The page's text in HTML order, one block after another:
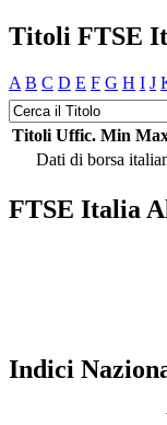
Titoli FTSE
A B C D E F G H I J
Titoli Uffic. Min
Dati di borsa
FTSE Italia
Indici